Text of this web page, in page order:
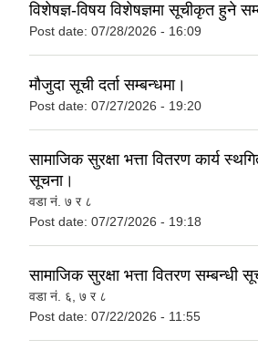
विशेषज्ञ-विषय विशेषज्ञमा सूचीकृत हुने
Post date: 07/28/2026 - 16:09
मौजुदा सूची दर्ता सम्बन्धमा।
Post date: 07/27/2026 - 19:20
सामाजिक सुरक्षा भत्ता वितरण कार्य
सूचना।
वडा नं‍. ७ र ८
Post date: 07/27/2026 - 19:18
सामाजिक सुरक्षा भत्ता वितरण सम्बन्धी
वडा नं. ६, ७ र ८
Post date: 07/22/2026 - 11:55